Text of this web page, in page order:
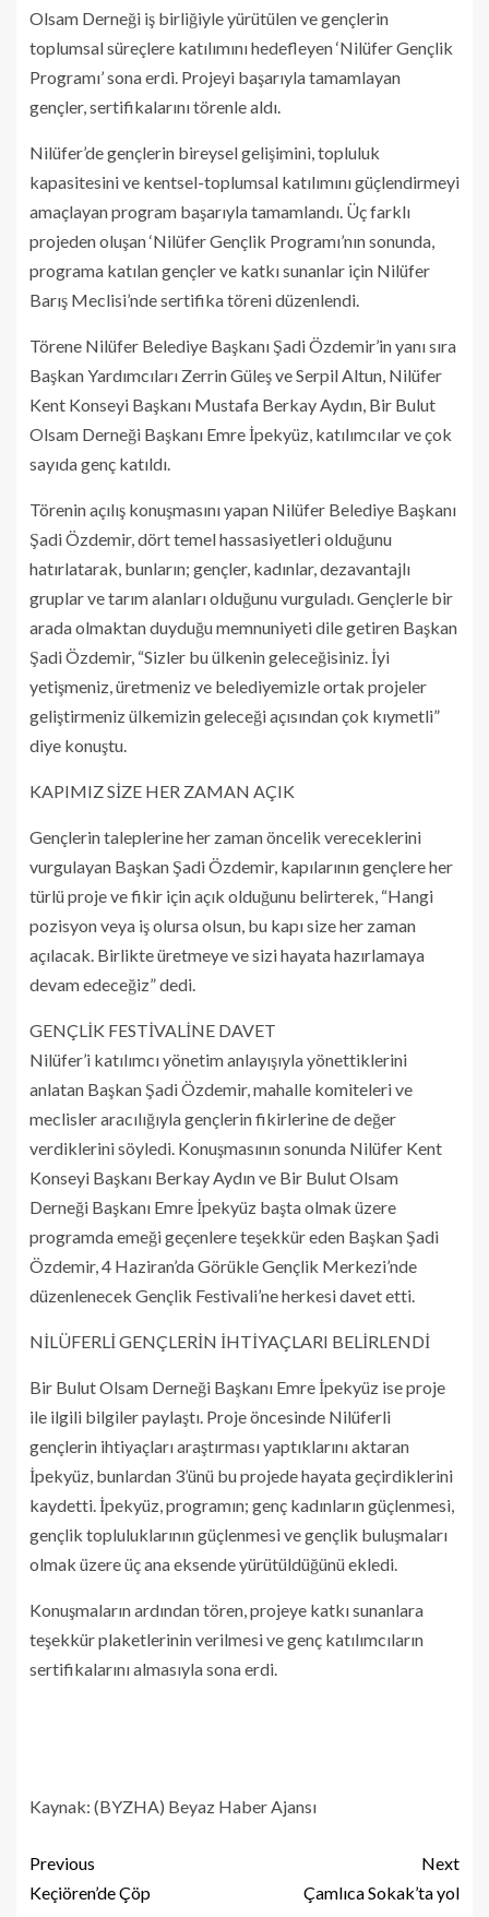
Olsam Derneği iş birliğiyle yürütülen ve gençlerin
toplumsal süreçlere katılımını hedefleyen ‘Nilüfer Gençlik
Programı’ sona erdi. Projeyi başarıyla tamamlayan
gençler, sertifikalarını törenle aldı.
Nilüfer’de gençlerin bireysel gelişimini, topluluk
kapasitesini ve kentsel-toplumsal katılımını güçlendirmeyi
amaçlayan program başarıyla tamamlandı. Üç farklı
projeden oluşan ‘Nilüfer Gençlik Programı’nın sonunda,
programa katılan gençler ve katkı sunanlar için Nilüfer
Barış Meclisi’nde sertifika töreni düzenlendi.
Törene Nilüfer Belediye Başkanı Şadi Özdemir’in yanı sıra
Başkan Yardımcıları Zerrin Güleş ve Serpil Altun, Nilüfer
Kent Konseyi Başkanı Mustafa Berkay Aydın, Bir Bulut
Olsam Derneği Başkanı Emre İpekyüz, katılımcılar ve çok
sayıda genç katıldı.
Törenin açılış konuşmasını yapan Nilüfer Belediye Başkanı
Şadi Özdemir, dört temel hassasiyetleri olduğunu
hatırlatarak, bunların; gençler, kadınlar, dezavantajlı
gruplar ve tarım alanları olduğunu vurguladı. Gençlerle bir
arada olmaktan duyduğu memnuniyeti dile getiren Başkan
Şadi Özdemir, “Sizler bu ülkenin geleceğisiniz. İyi
yetişmeniz, üretmeniz ve belediyemizle ortak projeler
geliştirmeniz ülkemizin geleceği açısından çok kıymetli”
diye konuştu.
KAPIMIZ SİZE HER ZAMAN AÇIK
Gençlerin taleplerine her zaman öncelik vereceklerini
vurgulayan Başkan Şadi Özdemir, kapılarının gençlere her
türlü proje ve fikir için açık olduğunu belirterek, “Hangi
pozisyon veya iş olursa olsun, bu kapı size her zaman
açılacak. Birlikte üretmeye ve sizi hayata hazırlamaya
devam edeceğiz” dedi.
GENÇLİK FESTİVALİNE DAVET
Nilüfer’i katılımcı yönetim anlayışıyla yönettiklerini
anlatan Başkan Şadi Özdemir, mahalle komiteleri ve
meclisler aracılığıyla gençlerin fikirlerine de değer
verdiklerini söyledi. Konuşmasının sonunda Nilüfer Kent
Konseyi Başkanı Berkay Aydın ve Bir Bulut Olsam
Derneği Başkanı Emre İpekyüz başta olmak üzere
programda emeği geçenlere teşekkür eden Başkan Şadi
Özdemir, 4 Haziran’da Görükle Gençlik Merkezi’nde
düzenlenecek Gençlik Festivali’ne herkesi davet etti.
NİLÜFERLİ GENÇLERİN İHTİYAÇLARI BELİRLENDİ
Bir Bulut Olsam Derneği Başkanı Emre İpekyüz ise proje
ile ilgili bilgiler paylaştı. Proje öncesinde Nilüferli
gençlerin ihtiyaçları araştırması yaptıklarını aktaran
İpekyüz, bunlardan 3’ünü bu projede hayata geçirdiklerini
kaydetti. İpekyüz, programın; genç kadınların güçlenmesi,
gençlik topluluklarının güçlenmesi ve gençlik buluşmaları
olmak üzere üç ana eksende yürütüldüğünü ekledi.
Konuşmaların ardından tören, projeye katkı sunanlara
teşekkür plaketlerinin verilmesi ve genç katılımcıların
sertifikalarını almasıyla sona erdi.
Kaynak: (BYZHA) Beyaz Haber Ajansı
Previous
Keçiören’de Çöp
Next
Çamlıca Sokak’ta yol